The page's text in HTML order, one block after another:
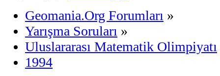
Geomania.Org Forumları »
Yarışma Soruları »
Uluslararası Matematik Olimpiyatı
1994